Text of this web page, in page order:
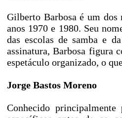
Gilberto Barbosa é um dos
anos 1970 e 1980. Seu
das escolas de samba e
assinatura, Barbosa figura
espetáculo organizado, o
Jorge Bastos Moreno
Conhecido